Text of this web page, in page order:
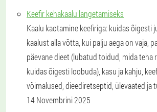
Keefir kehakaalu langetamiseks
Kaalu kaotamine keefiriga: kuidas õigesti
kaalust alla võtta, kui palju aega on vaja,
päevane dieet (lubatud toidud, mida teha
kuidas õigesti loobuda), kasu ja kahju,
võimalused, dieediretseptid, ülevaated ja
14 Novembrini 2025